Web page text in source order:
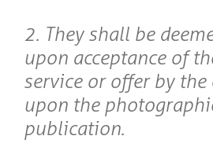
2. They shall be
upon acceptance of
service or offer by
upon the
publication.